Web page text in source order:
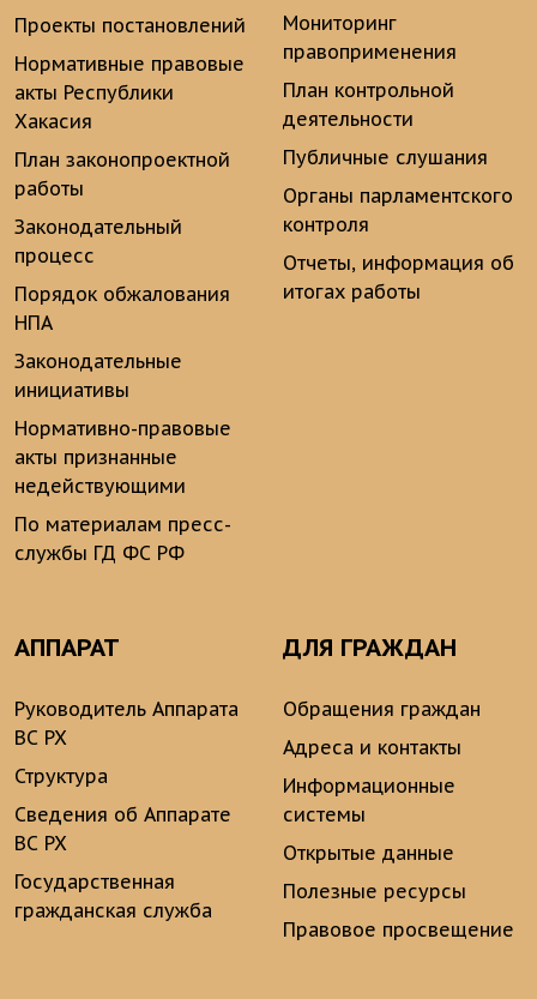
Проекты постановлений
Нормативные правовые
акты Республики
Хакасия
План законопроектной
работы
Законодательный
процесс
Порядок обжалования
НПА
Законодательные
инициативы
Нормативно-правовые
акты признанные
недействующими
По материалам пресс-
службы ГД ФС РФ
Мониторинг
правоприменения
План контрольной
деятельности
Публичные слушания
Органы парламентского
контроля
Отчеты, информация об
итогах работы
АППАРАТ
Руководитель Аппарата
ВС РХ
Структура
Сведения об Аппарате
ВС РХ
Государственная
гражданская служба
ДЛЯ ГРАЖДАН
Обращения граждан
Адреса и контакты
Информационные
системы
Открытые данные
Полезные ресурсы
Правовое просвещение